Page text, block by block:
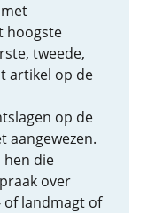
hoogste
tweede,
artikel op de
op de
aangewezen.
hen die
over
of landmagt of